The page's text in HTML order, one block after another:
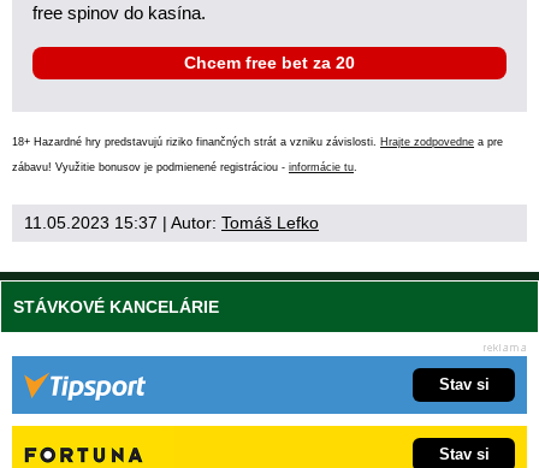
free spinov do kasína.
Chcem free bet za 20
18+ Hazardné hry predstavujú riziko finančných strát a vzniku závislosti. Hrajte zodpovedne a pre
zábavu! Využitie bonusov je podmienené registráciou - informácie tu.
11.05.2023 15:37 | Autor: Tomáš Lefko
STÁVKOVÉ KANCELÁRIE
Stav si
Stav si